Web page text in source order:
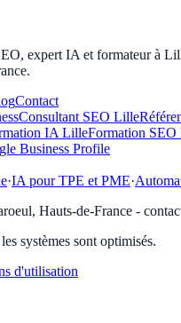
expert IA et formateur à
Contact
Consultant SEO Lille
IA LilleFormation SEO
Business Profile
·IA pour TPE et PME·
Hauts-de-France -
systèmes sont optimisés.
d'utilisation